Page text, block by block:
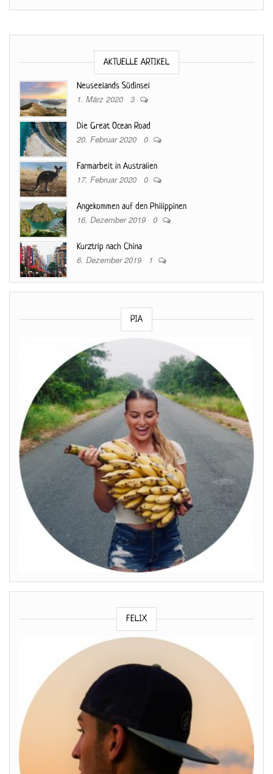
AKTUELLE ARTIKEL
Neuseelands Südinsel
1. März 2020 3
Die Great Ocean Road
20. Februar 2020 0
Farmarbeit in Australien
17. Februar 2020 0
Angekommen auf den Philippinen
16. Dezember 2019 0
Kurztrip nach China
6. Dezember 2019 1
PIA
FELIX